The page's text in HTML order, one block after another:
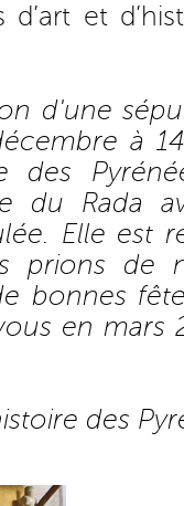
d’art et
d'une
à
des
du Rada
Elle est
prions de
bonnes
en mars
des